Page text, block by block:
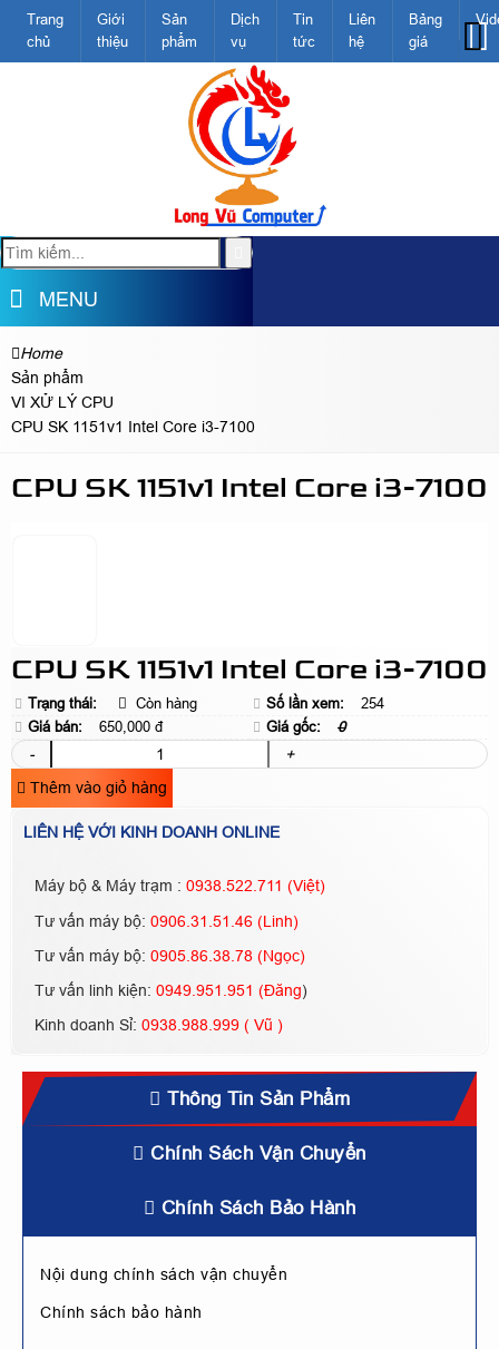
Trang
chủ
Giới
thiệu
Sản
phẩm
Dịch
vụ
Tin
tức
Liên
hệ
Bảng
giá
MENU
Home
Sản phẩm
VI XỬ LÝ CPU
CPU SK 1151v1 Intel Core i3-7100
CPU SK 1151v1 Intel Core i3-7100
CPU SK 1151v1 Intel Core i3-7100
Trạng thái: Còn hàng Số lần xem:
254
Giá bán:
650,000 đ Giá gốc: 0
-
+
Thêm vào giỏ hàng
LIÊN HỆ VỚI KINH DOANH ONLINE
Máy bộ & Máy trạm : 0938.522.711 (Việt)
Tư vấn máy bộ: 0906.31.51.46 (Linh)
Tư vấn máy bộ: 0905.86.38.78 (Ngọc)
Tư vấn linh kiện: 0949.951.951 (Đăng)
Kinh doanh Sỉ: 0938.988.999 ( Vũ )
Thông Tin Sản Phẩm
Chính Sách Vận Chuyển
Chính Sách Bảo Hành
Nội dung chính sách vận chuyển
Chính sách bảo hành